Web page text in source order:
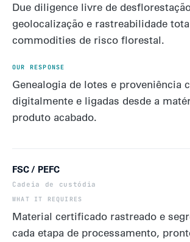
Due diligence livre de
geolocalização e rastreabilidade
commodities de risco florestal.
Genealogia de lotes e proveniência
digitalmente e ligadas desde a
produto acabado.
FSC / PEFC
Cadeia de custódia
Material certificado rastreado e
cada etapa de processamento,